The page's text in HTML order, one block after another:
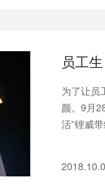
员工
为了让员
颜。9月
活”锂威